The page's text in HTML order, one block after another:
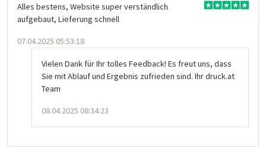
Alles bestens, Website super verständlich
aufgebaut, Lieferung schnell
07.04.2025 05:53:18
Vielen Dank für Ihr tolles Feedback! Es freut uns, dass
Sie mit Ablauf und Ergebnis zufrieden sind. Ihr druck.at
Team
08.04.2025 08:34:23